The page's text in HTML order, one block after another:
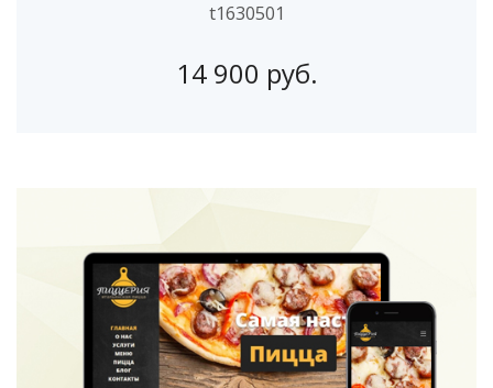
t1630501
14 900 руб.